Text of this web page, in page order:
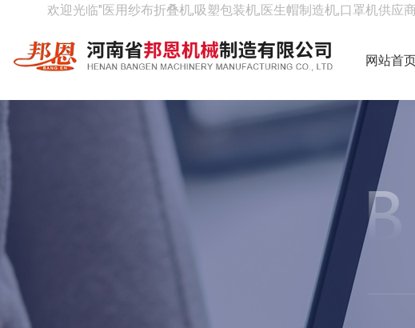
欢迎光临"医用纱布折叠机,吸塑包装机,医生帽制造机,口罩机供应
网站首